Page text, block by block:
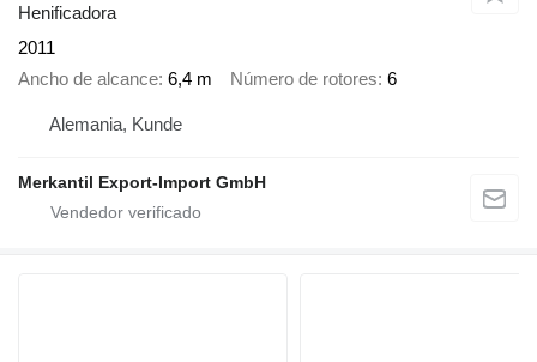
Henificadora
2011
Ancho de alcance 6,4 m Número de rotores 6
Alemania, Kunde
Merkantil Export-Import GmbH